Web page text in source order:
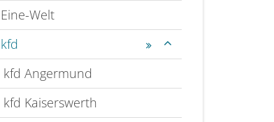
Eine-Welt
kfd
kfd Angermund
kfd Kaiserswerth